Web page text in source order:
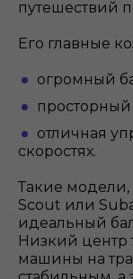
путешествий
Его главные
огромный
просторный
отличная
скоростях.
Такие модели,
Scout или
идеальный
Низкий центр
машины на